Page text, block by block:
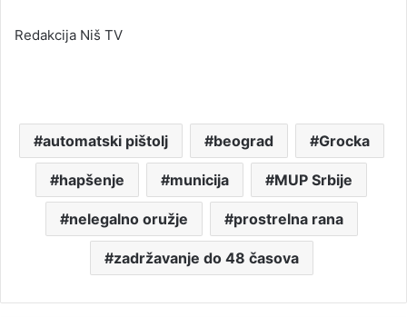
Redakcija Niš TV
automatski pištolj beograd Grocka
hapšenje municija MUP Srbije
nelegalno oružje prostrelna rana
zadržavanje do 48 časova